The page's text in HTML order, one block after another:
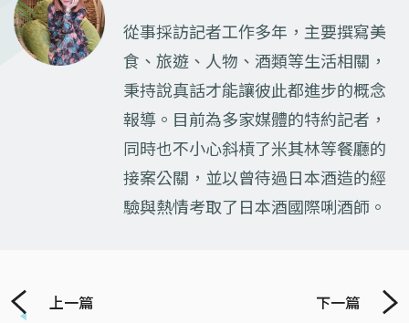
從事採訪記者工作多年，主要撰寫美
食、旅遊、人物、酒類等生活相關，
秉持說真話才能讓彼此都進步的概念
報導。目前為多家媒體的特約記者，
同時也不小心斜槓了米其林等餐廳的
接案公關，並以曾待過日本酒造的經
驗與熱情考取了日本酒國際唎酒師。
上一篇 下一篇